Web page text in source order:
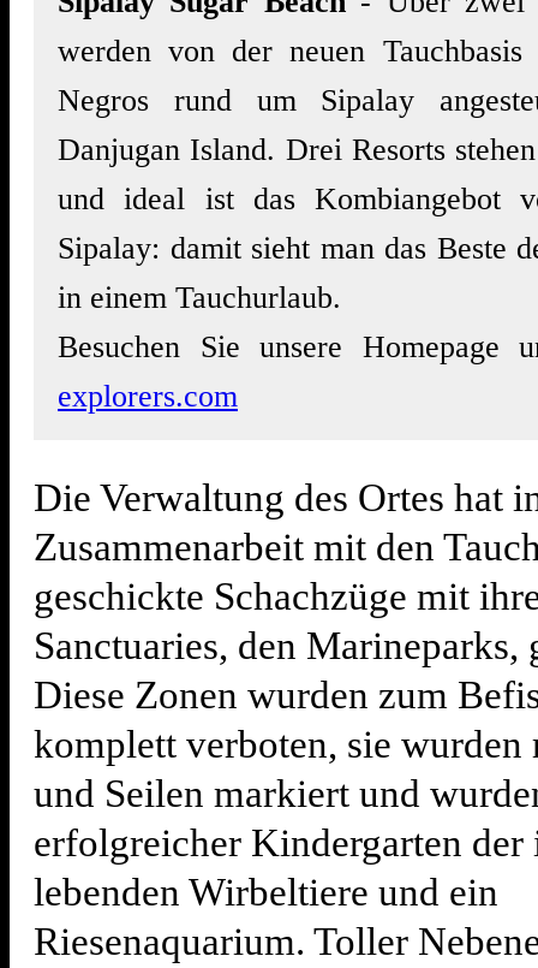
werden von der neuen
Negros rund um Sipalay
Danjugan Island. Drei Resorts
und ideal ist das Kombiangebot
Sipalay: damit sieht man das Beste
in einem Tauchurlaub.
Besuchen Sie unsere Homepage
explorers.com
Die Verwaltung des Ortes hat
Zusammenarbeit mit den
geschickte Schachzüge mit
Sanctuaries, den Marineparks,
Diese Zonen wurden zum
komplett verboten, sie wurden
und Seilen markiert und
erfolgreicher Kindergarten der
lebenden Wirbeltiere und ein
Riesenaquarium. Toller